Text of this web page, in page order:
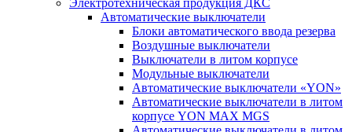
Автоматические выключатели
Блоки автоматического ввода резерва
Воздушные выключатели
Выключатели в литом корпусе
Модульные выключатели
Автоматические выключатели «YON»
Автоматические выключатели в литом
корпусе YON MAX MGS